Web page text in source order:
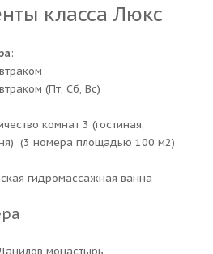
класса Люкс
:
(Пт, Сб, Вс)
комнат 3 (гостиная,
(3 номера площадью 100 м2)
гидромассажная ванна
монастырь